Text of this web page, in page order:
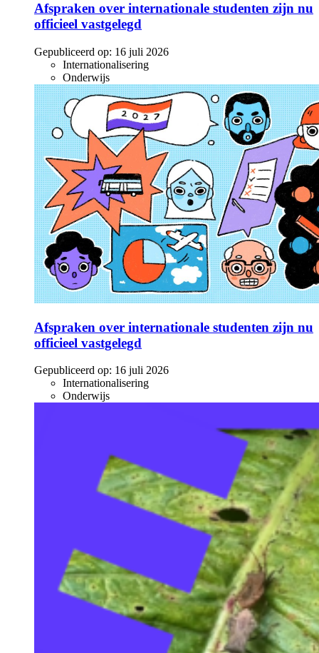
Afspraken over internationale studenten zijn nu
officieel vastgelegd
Gepubliceerd op: 16 juli 2026
Internationalisering
Onderwijs
Afspraken over internationale studenten zijn nu
officieel vastgelegd
Gepubliceerd op: 16 juli 2026
Internationalisering
Onderwijs